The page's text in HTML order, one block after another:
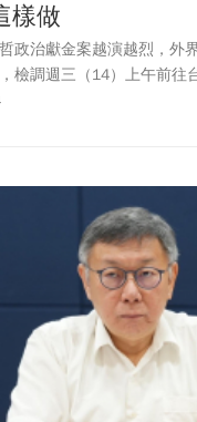
樣做
政治獻金案越演越烈，外
檢調週三（14）上午前往
示，搜索部分不含民眾黨
，遞狀提告端木正，「我
酬做假帳，但是這的確是
是發生了」。希望可以提
索會計師事務所，另赴其
等相關人士說明。